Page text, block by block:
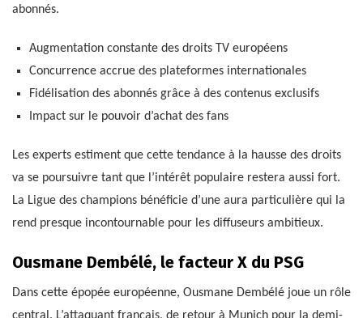
abonnés.
Augmentation constante des droits TV européens
Concurrence accrue des plateformes internationales
Fidélisation des abonnés grâce à des contenus exclusifs
Impact sur le pouvoir d’achat des fans
Les experts estiment que cette tendance à la hausse des droits
va se poursuivre tant que l’intérêt populaire restera aussi fort.
La Ligue des champions bénéficie d’une aura particulière qui la
rend presque incontournable pour les diffuseurs ambitieux.
Ousmane Dembélé, le facteur X du PSG
Dans cette épopée européenne, Ousmane Dembélé joue un rôle